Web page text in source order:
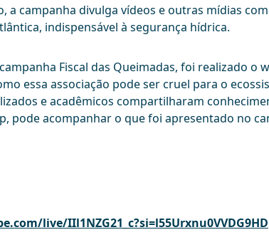
a campanha divulga vídeos e outras mídias
indispensável à segurança hídrica.
Fiscal das Queimadas, foi realizado o
essa associação pode ser cruel para o
e acadêmicos compartilharam
pode acompanhar o que foi apresentado no
live/IIl1NZG21_c?si=l55Urxnu0VVDG9HD